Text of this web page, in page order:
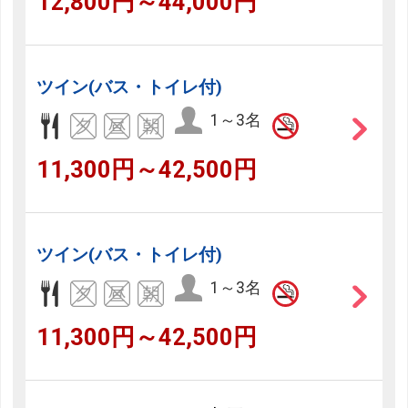
ツイン(バス・トイレ付)
1～3名
11,300円～42,500円
ツイン(バス・トイレ付)
1～3名
11,300円～42,500円